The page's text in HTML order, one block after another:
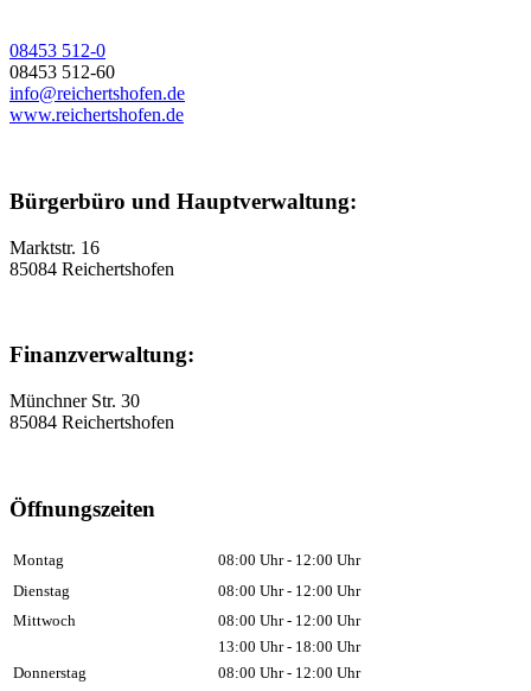
08453 512-0
08453 512-60
info@reichertshofen.de
www.reichertshofen.de
Bürgerbüro und Hauptverwaltung:
Marktstr. 16
85084 Reichertshofen
Finanzverwaltung:
Münchner Str. 30
85084 Reichertshofen
Öffnungszeiten
Montag
08:00 Uhr - 12:00 Uhr
Dienstag
08:00 Uhr - 12:00 Uhr
Mittwoch
08:00 Uhr - 12:00 Uhr
13:00 Uhr - 18:00 Uhr
Donnerstag
08:00 Uhr - 12:00 Uhr